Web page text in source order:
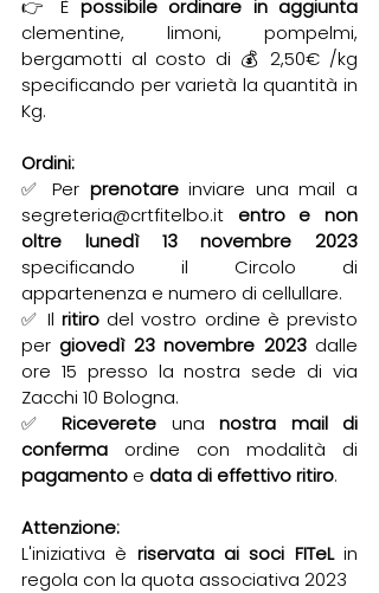
👉 È possibile ordinare in aggiunta
clementine, limoni, pompelmi,
bergamotti al costo di 💰 2,50€ /kg
specificando per varietà la quantità in
Kg.
Ordini:
✅ Per prenotare inviare una mail a
segreteria@crtfitelbo.it entro e non
oltre lunedì 13 novembre 2023
specificando il Circolo di
appartenenza e numero di cellullare.
✅ Il ritiro del vostro ordine è previsto
per giovedì 23 novembre 2023 dalle
ore 15 presso la nostra sede di via
Zacchi 10 Bologna.
✅ Riceverete una nostra mail di
conferma
pagamento e data di effettivo ritiro.
Attenzione:
L'iniziativa è riservata ai soci FITeL in
regola con la quota associativa 2023